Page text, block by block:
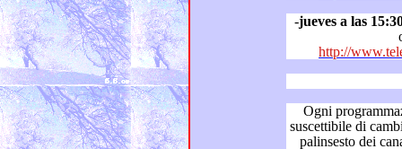
-jueves a las
http://
Ogni programmazione
suscettibile di cambiamenti in base alle variazioni del
palinsesto dei canali in cui le